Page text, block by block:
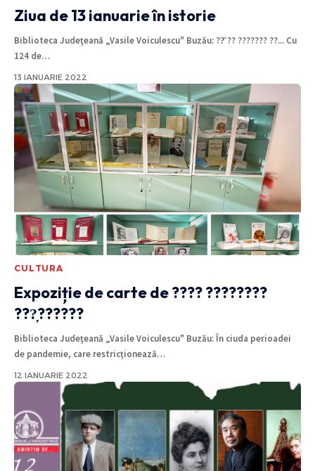
Ziua de 13 ianuarie în istorie
Biblioteca Judeţeană „Vasile Voiculescu" Buzău: ??̆ ?? ??????? ??... Cu
124 de…
13 IANUARIE 2022
CULTURA
Expoziție de carte de ???? ????????
???̦??????
Biblioteca Judeţeană „Vasile Voiculescu" Buzău: În ciuda perioadei
de pandemie, care restricționează…
12 IANUARIE 2022